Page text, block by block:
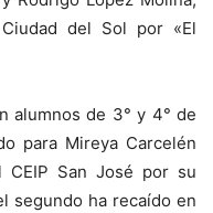
del Sol por «El
alumnos de 3° y 4° de
para Mireya Carcelén
San José por su
segundo ha recaído en